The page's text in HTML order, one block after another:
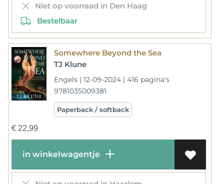
Niet op voorraad in Den Haag
Bestelbaar
Somewhere Beyond the Sea
TJ Klune
Engels | 12-09-2024 | 416 pagina's
9781035009381
Paperback / softback
€22,99
in winkelwagentje